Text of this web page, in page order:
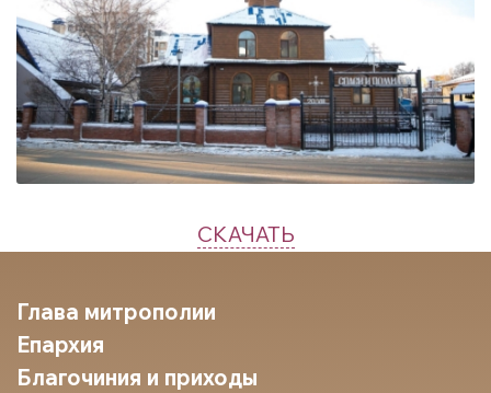
СКАЧАТЬ
Глава митрополии
Епархия
Благочиния и приходы